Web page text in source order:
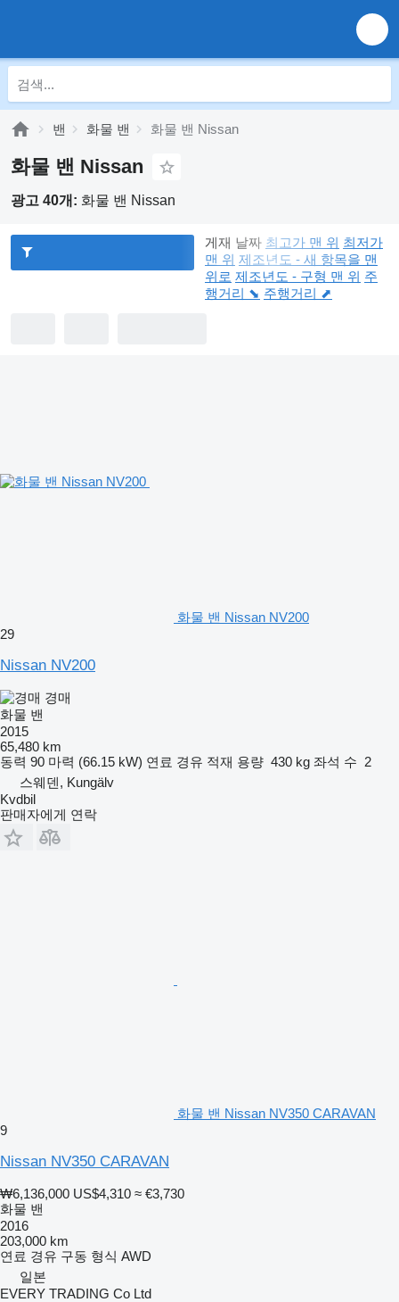
밴 화물 밴 화물 밴 Nissan
화물 밴 Nissan
광고 40개: 화물 밴 Nissan
게재 날짜 최고가 맨 위 최저가
맨 위 제조년도 - 새 항목을 맨
위로 제조년도 - 구형 맨 위 주
행거리 ⬊ 주행거리 ⬈
화물 밴 Nissan NV200
29
Nissan NV200
경매
화물 밴
2015
65,480 km
동력 90 마력 (66.15 kW) 연료 경유 적재 용량 430 kg 좌석 수 2
스웨덴, Kungälv
Kvdbil
판매자에게 연락
화물 밴 Nissan NV350 CARAVAN
9
Nissan NV350 CARAVAN
₩6,136,000 US$4,310 ≈ €3,730
화물 밴
2016
203,000 km
연료 경유 구동 형식 AWD
일본
EVERY TRADING Co Ltd